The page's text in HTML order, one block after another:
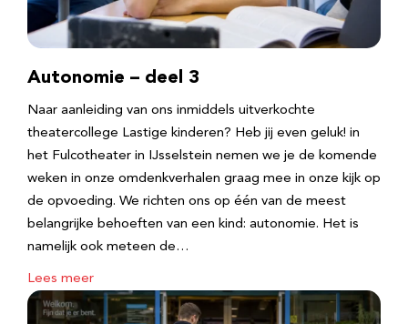
Autonomie – deel 3
Naar aanleiding van ons inmiddels uitverkochte
theatercollege Lastige kinderen? Heb jij even geluk! in
het Fulcotheater in IJsselstein nemen we je de komende
weken in onze omdenkverhalen graag mee in onze kijk op
de opvoeding. We richten ons op één van de meest
belangrijke behoeften van een kind: autonomie. Het is
namelijk ook meteen de…
Lees meer